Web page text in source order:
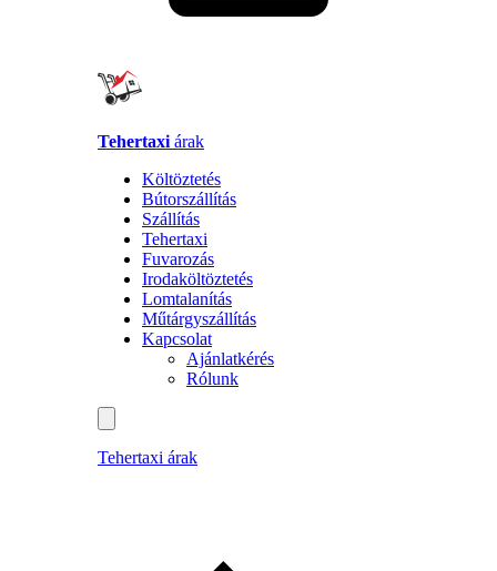
Tehertaxi árak
Költöztetés
Bútorszállítás
Szállítás
Tehertaxi
Fuvarozás
Irodaköltöztetés
Lomtalanítás
Műtárgyszállítás
Kapcsolat
Ajánlatkérés
Rólunk
Tehertaxi árak